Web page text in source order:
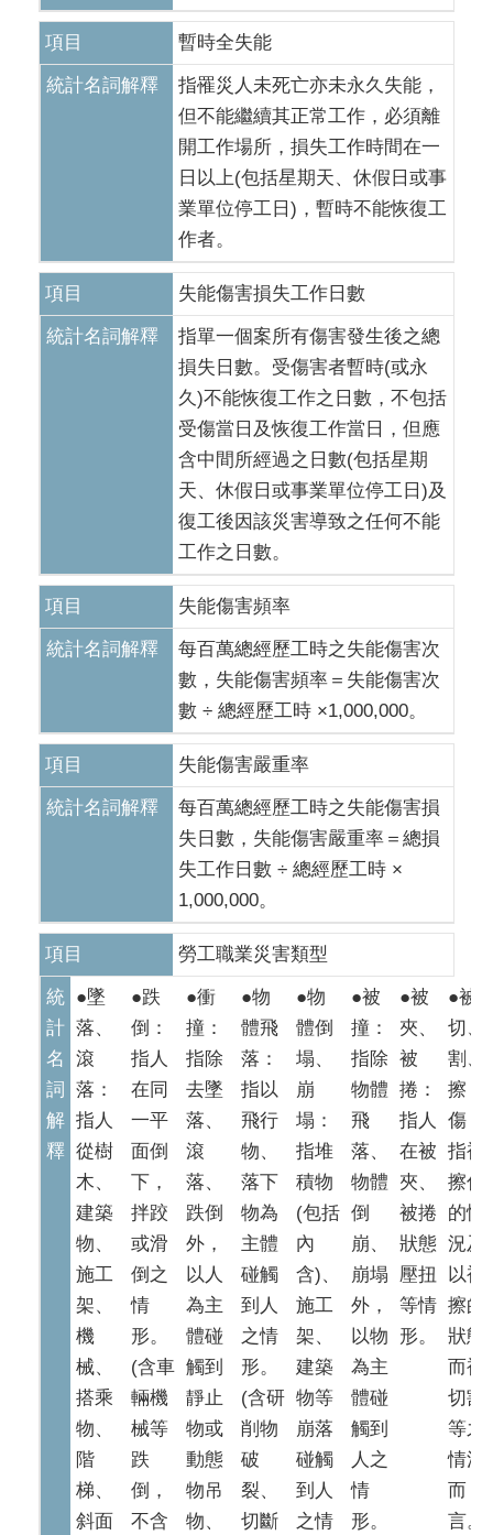
項目 暫時全失能
統計名詞解釋
指罹災人未死亡亦未永久失能，
但不能繼續其正常工作，必須離
開工作場所，損失工作時間在一
日以上(包括星期天、休假日或事
業單位停工日)，暫時不能恢復工
作者。
項目 失能傷害損失工作日數
統計名詞解釋
指單一個案所有傷害發生後之總
損失日數。受傷害者暫時(或永
久)不能恢復工作之日數，不包括
受傷當日及恢復工作當日，但應
含中間所經過之日數(包括星期
天、休假日或事業單位停工日)及
復工後因該災害導致之任何不能
工作之日數。
項目 失能傷害頻率
統計名詞解釋
每百萬總經歷工時之失能傷害次
數，失能傷害頻率＝失能傷害次
數 ÷ 總經歷工時 ×1,000,000。
項目 失能傷害嚴重率
統計名詞解釋
每百萬總經歷工時之失能傷害損
失日數，失能傷害嚴重率＝總損
失工作日數 ÷ 總經歷工時 ×
1,000,000。
項目 勞工職業災害類型
統
計
名
詞
解
釋
●墜
落、
滾
落：
指人
從樹
木、
建築
物、
施工
架、
機
械、
搭乘
物、
階
梯、
斜面
●跌
倒：
指人
在同
一平
面倒
下，
拌跤
或滑
倒之
情
形。
(含車
輛機
械等
跌
倒，
不含
●衝
撞：
指除
去墜
落、
滾
落、
跌倒
外，
以人
為主
體碰
觸到
靜止
物或
動態
物吊
物、
●物
體飛
落：
指以
飛行
物、
落下
物為
主體
碰觸
到人
之情
形。
(含研
削物
破
裂、
切斷
●物
體倒
塌、
崩
塌：
指堆
積物
(包括
內
含)、
施工
架、
建築
物等
崩落
碰觸
到人
之情
●被
撞：
指除
物體
飛
落、
物體
倒
崩、
崩塌
外，
以物
為主
體碰
觸到
人之
情
形。
●被
夾、
被
捲：
指人
在被
夾、
被捲
狀態
壓扭
等情
形。
●被
切、
割、
擦
傷：
指被
擦傷
的情
況及
以被
擦的
狀態
而被
切割
等之
情況
而
言。